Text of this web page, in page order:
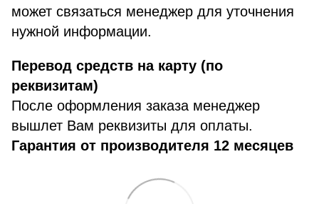
может связаться менеджер для уточнения
нужной информации.
Перевод средств на карту (по
реквизитам)
После оформления заказа менеджер
вышлет Вам реквизиты для оплаты.
Гарантия от производителя 12 месяцев